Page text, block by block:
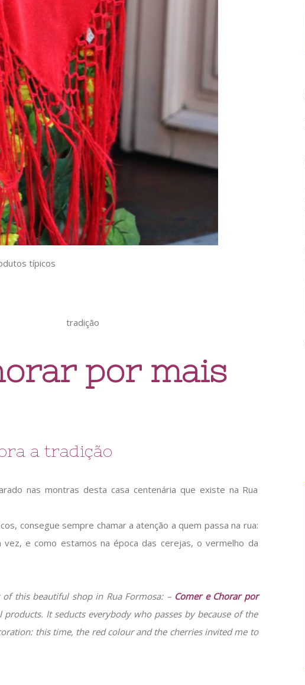
típicos
tradição
por mais
a tradição
nas montras desta casa centenária que existe na Rua
consegue sempre chamar a atenção a quem passa na rua:
e como estamos na época das cerejas, o vermelho da
this beautiful shop in Rua Formosa: – Comer e Chorar por
It seducts everybody who passes by because of the
this time, the red colour and the cherries invited me to